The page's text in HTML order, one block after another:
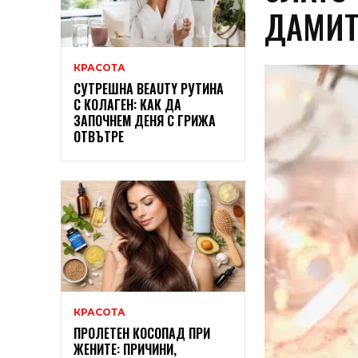
КРАСОТА
СУТРЕШНА BEAUTY РУТИНА
С КОЛАГЕН: КАК ДА
ЗАПОЧНЕМ ДЕНЯ С ГРИЖА
ОТВЪТРЕ
КРАСОТА
ПРОЛЕТЕН КОСОПАД ПРИ
ЖЕНИТЕ: ПРИЧИНИ,